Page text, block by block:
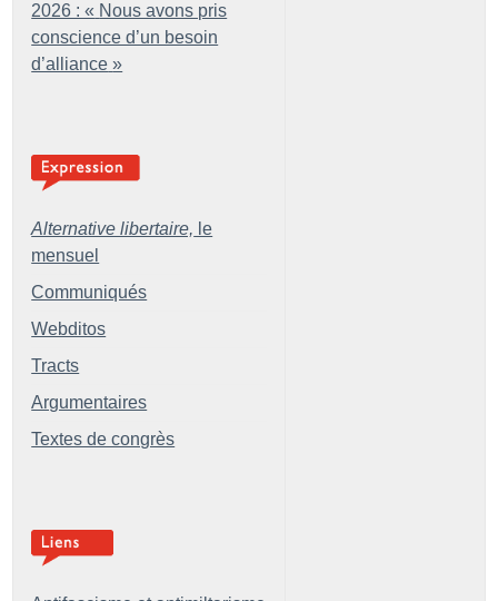
2026 : « Nous avons pris
conscience d’un besoin
d’alliance »
Alternative libertaire, le
mensuel
Communiqués
Webditos
Tracts
Argumentaires
Textes de congrès